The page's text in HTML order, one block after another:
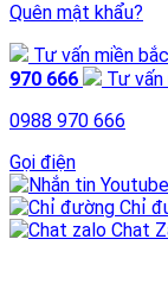
Quên mật khẩu?
Tư vấn miền bắc
970 666
Tư vấn
0988 970 666
Gọi điện
Youtube
Chỉ
Chat